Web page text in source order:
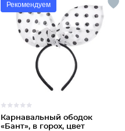
Рекомендуем
Карнавальный ободок
«Бант», в горох, цвет